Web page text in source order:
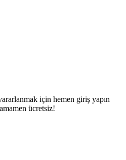
için hemen giriş yapın
ücretsiz!